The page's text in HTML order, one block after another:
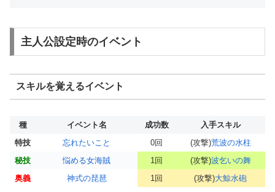
主人公設定時のイベント
スキルを覚えるイベント
種 イベント名 成功数
入手スキル
特技
忘れたいこと 0回 (攻撃)荒波の水柱
秘技
悩める女海賊 1回 (攻撃)波乞いの舞
奥義
神式の琵琶 1回 (攻撃)大鯨水砲